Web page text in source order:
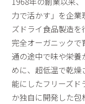
力で活かす」を企業
ズドライ食品製造を
完全オーガニック
通の途中で味や栄
めに、超低温で乾
能にしたフリーズド
か独自に開発した包